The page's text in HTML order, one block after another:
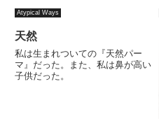
Atypical Ways
天然
私は生まれついての『天然パー
マ』だった。また、私は鼻が高い
子供だった。